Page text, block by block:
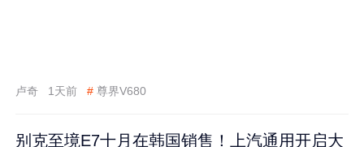
卢奇 1天前 # 尊界V680
别克至境E7十月在韩国销售！上汽通用开启大